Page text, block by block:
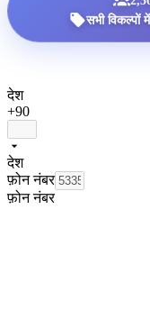
सभी विकल्पों
देश
+90
देश
फ़ोन नंबर
फ़ोन नंबर